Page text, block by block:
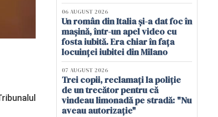
06 AUGUST 2026
Un român din Italia și-a dat foc în
mașină, într-un apel video cu
fosta iubită. Era chiar în fața
locuinței iubitei din Milano
07 AUGUST 2026
Trei copii, reclamați la poliție
de un trecător pentru că
vindeau limonadă pe stradă: "Nu
aveau autorizație"